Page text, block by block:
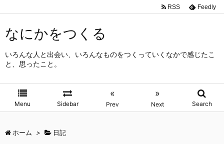
なにかをつくる
いろんな人と出会い、いろんなものをつくっていくなかで感じたこ
と、思ったこと。
Menu Sidebar
«
Prev
»
Next Search
RSS Feedly
ホーム > 日記